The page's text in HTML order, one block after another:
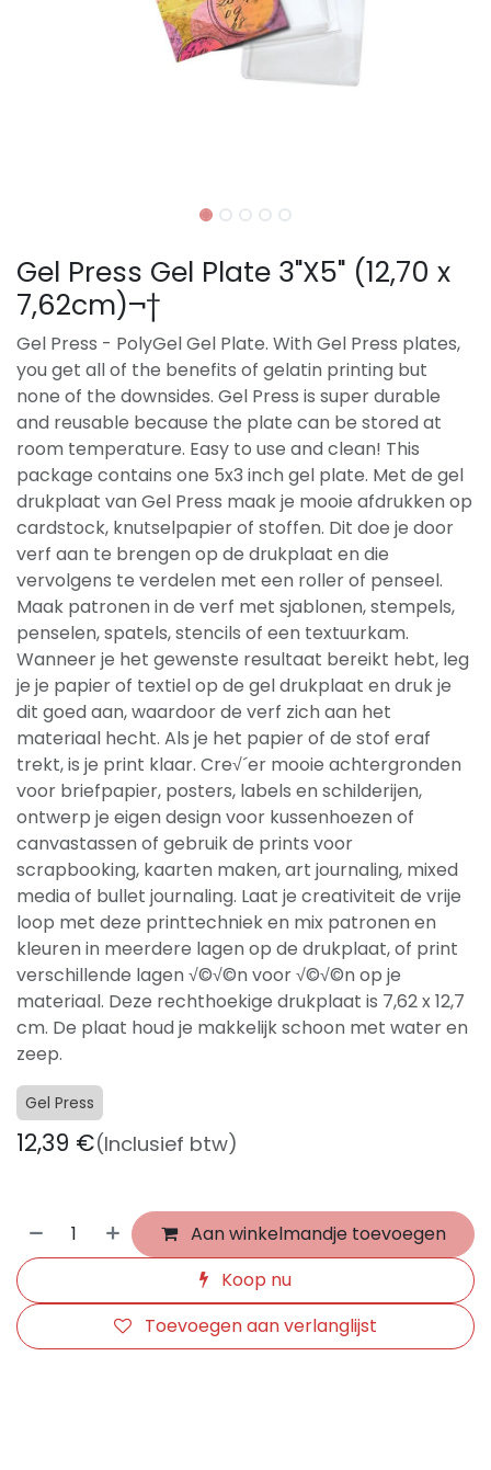
Gel Press Gel Plate 3"X5" (12,70 x
7,62cm)¬†
Gel Press - PolyGel Gel Plate. With Gel Press plates,
you get all of the benefits of gelatin printing but
none of the downsides. Gel Press is super durable
and reusable because the plate can be stored at
room temperature. Easy to use and clean! This
package contains one 5x3 inch gel plate. Met de gel
drukplaat van Gel Press maak je mooie afdrukken op
cardstock, knutselpapier of stoffen. Dit doe je door
verf aan te brengen op de drukplaat en die
vervolgens te verdelen met een roller of penseel.
Maak patronen in de verf met sjablonen, stempels,
penselen, spatels, stencils of een textuurkam.
Wanneer je het gewenste resultaat bereikt hebt, leg
je je papier of textiel op de gel drukplaat en druk je
dit goed aan, waardoor de verf zich aan het
materiaal hecht. Als je het papier of de stof eraf
trekt, is je print klaar. Cre√´er mooie achtergronden
voor briefpapier, posters, labels en schilderijen,
ontwerp je eigen design voor kussenhoezen of
canvastassen of gebruik de prints voor
scrapbooking, kaarten maken, art journaling, mixed
media of bullet journaling. Laat je creativiteit de vrije
loop met deze printtechniek en mix patronen en
kleuren in meerdere lagen op de drukplaat, of print
verschillende lagen √©√©n voor √©√©n op je
materiaal. Deze rechthoekige drukplaat is 7,62 x 12,7
cm. De plaat houd je makkelijk schoon met water en
zeep.
Gel Press
12,39 €(Inclusief btw)
Aan winkelmandje toevoegen
Koop nu
Toevoegen aan verlanglijst